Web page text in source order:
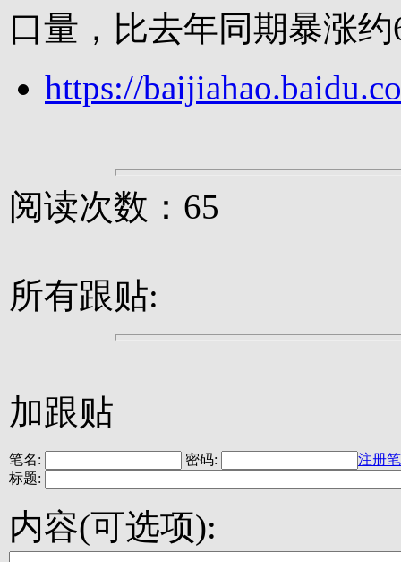
口量，比去年同期暴涨约
https://
阅读次数：65
所有跟贴:
加跟贴
笔名: 密码:
注册
标题:
内容(可选项):